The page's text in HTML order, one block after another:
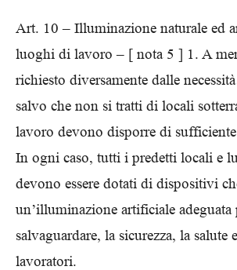
Art. 10 – Illuminazione naturale ed
luoghi di lavoro – [ nota 5 ] 1. A
richiesto diversamente dalle
salvo che non si tratti di locali
lavoro devono disporre di
In ogni caso, tutti i predetti locali e
devono essere dotati di dispositivi
un’illuminazione artificiale adeguata
salvaguardare, la sicurezza, la salute
lavoratori.